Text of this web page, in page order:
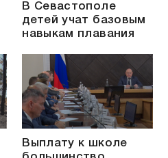
В Севастополе
детей учат базовым
навыкам плавания
Выплату к школе